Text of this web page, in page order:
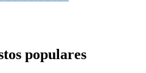
populares